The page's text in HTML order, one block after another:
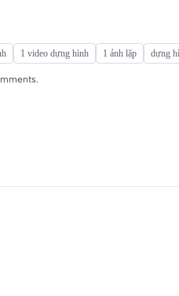
1 video dựng hình 1 ảnh lặp dựng